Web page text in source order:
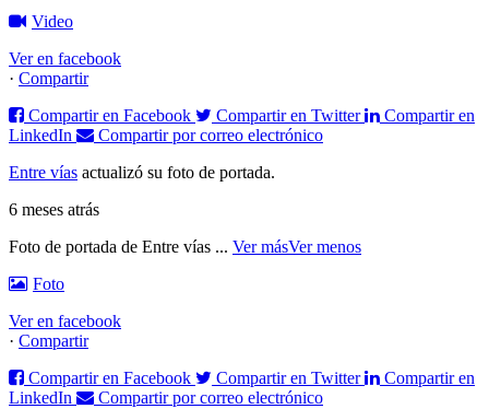
Video
Ver en facebook
· Compartir
Compartir en Facebook
Compartir en Twitter
Compartir en
LinkedIn
Compartir por correo electrónico
Entre vías actualizó su foto de portada.
6 meses atrás
Foto de portada de Entre vías ... Ver másVer menos
Foto
Ver en facebook
· Compartir
Compartir en Facebook
Compartir en Twitter
Compartir en
LinkedIn
Compartir por correo electrónico